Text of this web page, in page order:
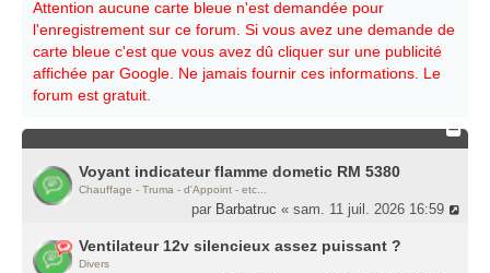
Attention aucune carte bleue n'est demandée pour
l'enregistrement sur ce forum. Si vous avez une demande de
carte bleue c'est que vous avez dû cliquer sur une publicité
affichée par Google. Ne jamais fournir ces informations. Le
forum est gratuit.
Voyant indicateur flamme dometic RM 5380
Chauffage - Truma - d'Appoint - etc...
par Barbatruc « sam. 11 juil. 2026 16:59
Ventilateur 12v silencieux assez puissant ?
Divers